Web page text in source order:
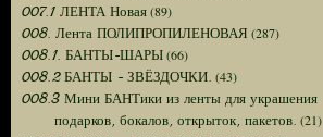
007.1 ЛЕНТА Новая(89)
008. Лента ПОЛИПРОПИЛЕНОВАЯ (287)
008.1. БАНТЫ-ШАРЫ(66)
008.2 БАНТЫ - ЗВЁЗДОЧКИ. (43)
008.3 Мини БАНТики из ленты для украшения
подарков, бокалов, открыток, пакетов. (21)